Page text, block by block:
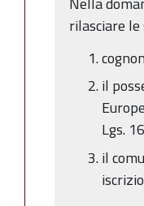
rilasciare le
il
Lgs.
il